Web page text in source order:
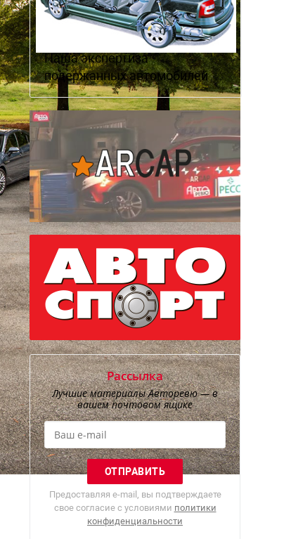
Наша экспертиза
подержанных автомобилей
Рассылка
Лучшие материалы Авторевю — в
вашем почтовом ящике
Предоставляя e-mail, вы подтверждаете
свое согласие с условиями политики
конфиденциальности